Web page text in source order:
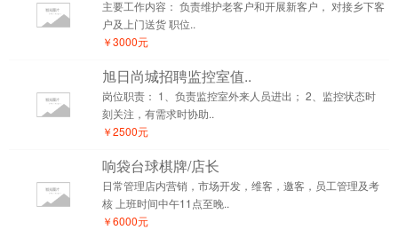
主要工作内容： 负责维护老客户和开展新客户， 对接乡下客
户及上门送货 职位..
￥3000元
旭日尚城招聘监控室值..
岗位职责： 1、负责监控室外来人员进出； 2、监控状态时
刻关注，有需求时协助..
￥2500元
响袋台球棋牌/店长
日常管理店内营销，市场开发，维客，邀客，员工管理及考
核 上班时间中午11点至晚..
￥6000元